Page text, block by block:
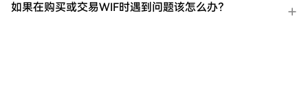
如果在购买或交易WIF时遇到问题该怎么办？